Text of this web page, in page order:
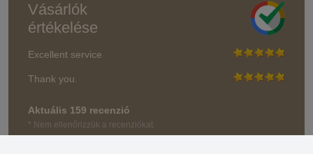
Vásárlók
értékelése
Excellent service
Thank you.
Aktuális 159 recenzió
* Nem ellenőrizzük a recenziókat